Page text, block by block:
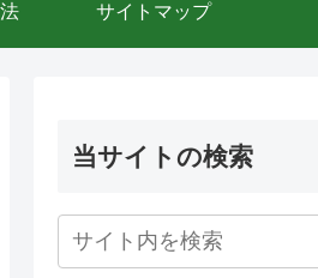
サイトマップ
当サイトの検索